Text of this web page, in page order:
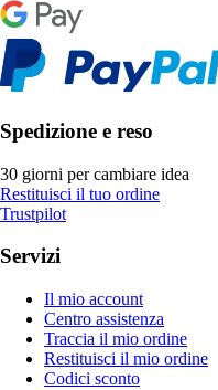
Spedizione e reso
30 giorni per cambiare idea
Restituisci il tuo ordine
Trustpilot
Servizi
Il mio account
Centro assistenza
Traccia il mio ordine
Restituisci il mio ordine
Codici sconto